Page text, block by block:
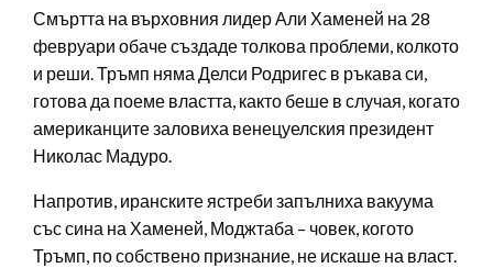
Смъртта на върховния лидер Али Хаменей на 28
февруари обаче създаде толкова проблеми, колкото
и реши. Тръмп няма Делси Родригес в ръкава си,
готова да поеме властта, както беше в случая, когато
американците заловиха венецуелския президент
Николас Мадуро.
Напротив, иранските ястреби запълниха вакуума
със сина на Хаменей, Моджтаба – човек, когото
Тръмп, по собствено признание, не искаше на власт.